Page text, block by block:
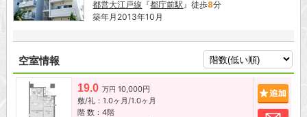
都営大江戸線 『都庁前駅』徒歩8分
築年月2013年10月
空室情報
19.0 万円 10,000円
敷/礼：1.0ヶ月/1.0ヶ月
階 数：4階
お